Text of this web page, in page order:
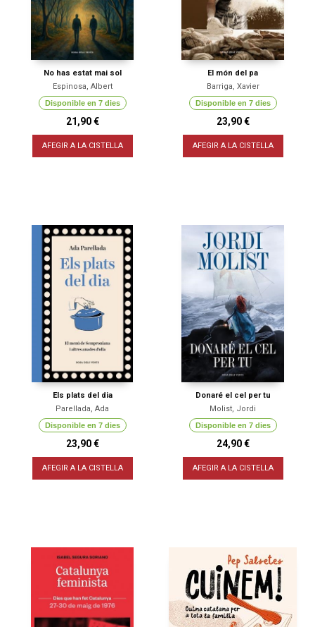
No has estat mai sol
Espinosa, Albert
Disponible en 7 dies
21,90 €
AFEGIR A LA CISTELLA
El món del pa
Barriga, Xavier
Disponible en 7 dies
23,90 €
AFEGIR A LA CISTELLA
Els plats del dia
Parellada, Ada
Disponible en 7 dies
23,90 €
AFEGIR A LA CISTELLA
Donaré el cel per tu
Molist, Jordi
Disponible en 7 dies
24,90 €
AFEGIR A LA CISTELLA